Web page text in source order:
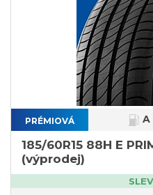
PRÉMIOVÁ A
185/60R15 88H E
(výprodej)